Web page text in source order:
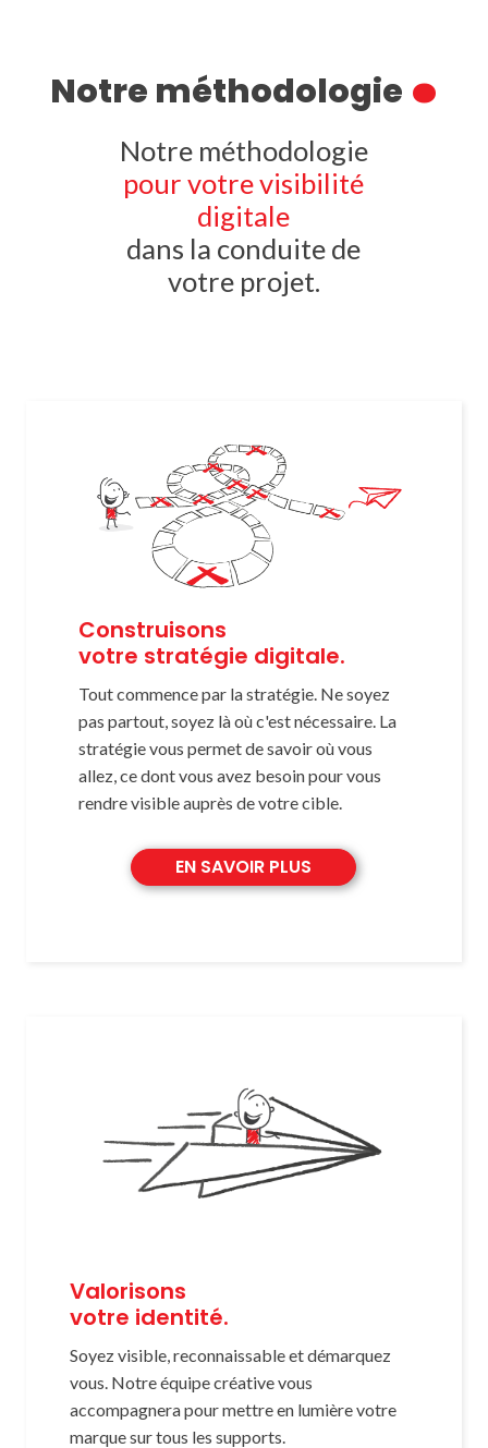
Notre méthodologie .
Notre méthodologie
pour votre visibilité
digitale
dans la conduite de
votre projet.
Construisons
votre stratégie digitale.
Tout commence par la stratégie. Ne soyez
pas partout, soyez là où c'est nécessaire. La
stratégie vous permet de savoir où vous
allez, ce dont vous avez besoin pour vous
rendre visible auprès de votre cible.
EN SAVOIR PLUS
Valorisons
votre identité.
Soyez visible, reconnaissable et démarquez
vous. Notre équipe créative vous
accompagnera pour mettre en lumière votre
marque sur tous les supports.